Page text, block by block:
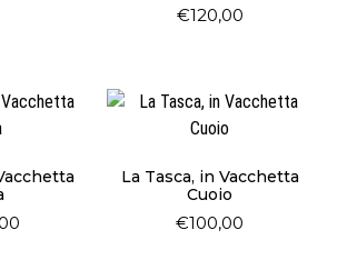
€120,00
La Tasca, in Vacchetta
Cuoio
€100,00